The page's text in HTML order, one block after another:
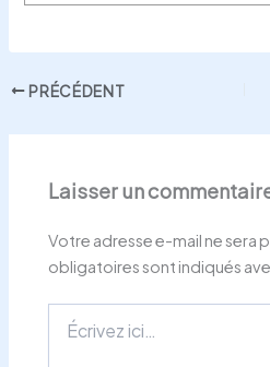
PRÉCÉDENT
Laisser un
Votre adresse e-mail ne sera
obligatoires sont indiqués
ici…